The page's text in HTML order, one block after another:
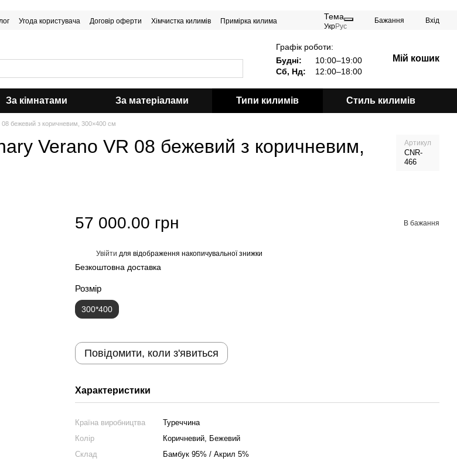
Угода користувача Договір оферти Хімчистка килимів Примірка килима Тема
УкрРус
Бажання Вхід
Графік роботи:
Будні:
10:00–19:00
Сб, Нд:
12:00–18:00
Мій кошик
За кімнатами За матеріалами Типи килимів Стиль килимів
бежевий з коричневим, 300×400 см
Verano VR 08 бежевий з коричневим,
Артикул
CNR-
466
57 000.00 грн В бажання
Увійти для відображення накопичувальної знижки
Безкоштовна доставка
Розмір
300*400
Повідомити, коли з'явиться
Характеристики
Країна виробництва
Туреччина
Колір
Коричневий, Бежевий
Склад
Бамбук 95% / Акрил 5%